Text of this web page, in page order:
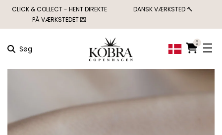
CLICK & COLLECT - HENT DIREKTE
PÅ VÆRKSTEDET 💌
DANSK VÆRKSTED 🔨
Søg 0
MÅSKE KUNNE
NOGLE AF DISSE
PRODUKTER HAVE